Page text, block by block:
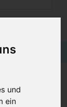
und
ein